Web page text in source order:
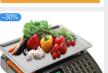
–30%